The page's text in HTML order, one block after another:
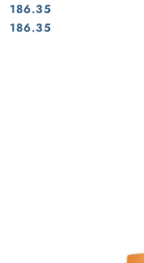
Cena:
186.35
Cena:
186.35